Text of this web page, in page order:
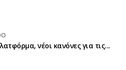
νέοι κανόνες για τις...